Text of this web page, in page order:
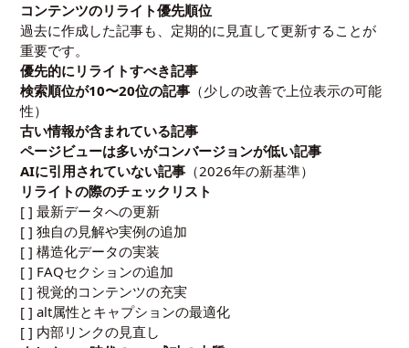
コンテンツのリライト優先順位
過去に作成した記事も、定期的に見直して更新することが
重要です。
優先的にリライトすべき記事
検索順位が10〜20位の記事 （少しの改善で上位表示の可能
性）
古い情報が含まれている記事
ページビューは多いがコンバージョンが低い記事
AIに引用されていない記事 （2026年の新基準）
リライトの際のチェックリスト
[ ] 最新データへの更新
[ ] 独自の見解や実例の追加
[ ] 構造化データの実装
[ ] FAQセクションの追加
[ ] 視覚的コンテンツの充実
[ ] alt属性とキャプションの最適化
[ ] 内部リンクの見直し